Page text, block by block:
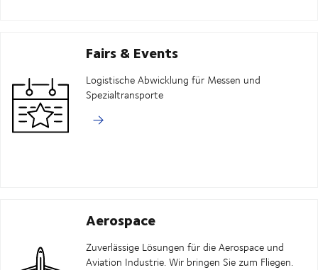
Fairs & Events
Logistische Abwicklung für Messen und
Spezialtransporte
Aerospace
Zuverlässige Lösungen für die Aerospace und
Aviation Industrie. Wir bringen Sie zum Fliegen.